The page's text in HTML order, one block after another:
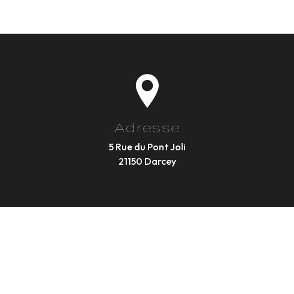
Adresse
5 Rue du Pont Joli
21150 Darcey